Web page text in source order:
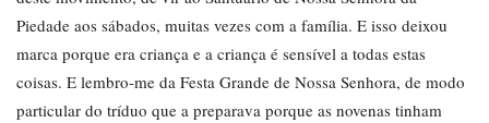
Piedade aos sábados, muitas vezes com a família. E isso deixou
marca porque era criança e a criança é sensível a todas estas
coisas. E lembro-me da Festa Grande de Nossa Senhora, de modo
particular do tríduo que a preparava porque as novenas tinham